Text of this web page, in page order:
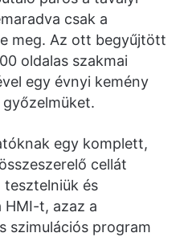
csak a
meg. Az ott begyűjtött
oldalas szakmai
egy évnyi kemény
egy komplett,
cellát
és
HMI-t, azaz a
szimulációs program